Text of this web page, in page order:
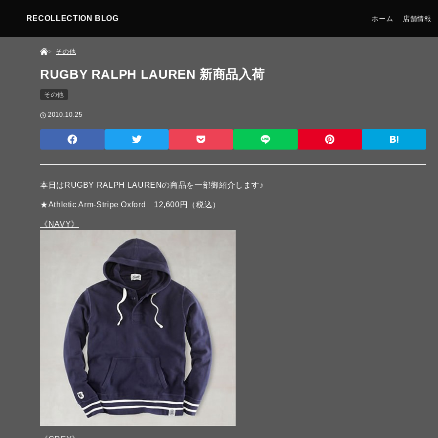
RECOLLECTION BLOG ホーム 店舗情報
その他
RUGBY RALPH LAUREN 新商品入荷
その他
2010.10.25
本日はRUGBY RALPH LAURENの商品を一部御紹介します♪
★Athletic Arm-Stripe Oxford 12,600円（税込）
《NAVY》